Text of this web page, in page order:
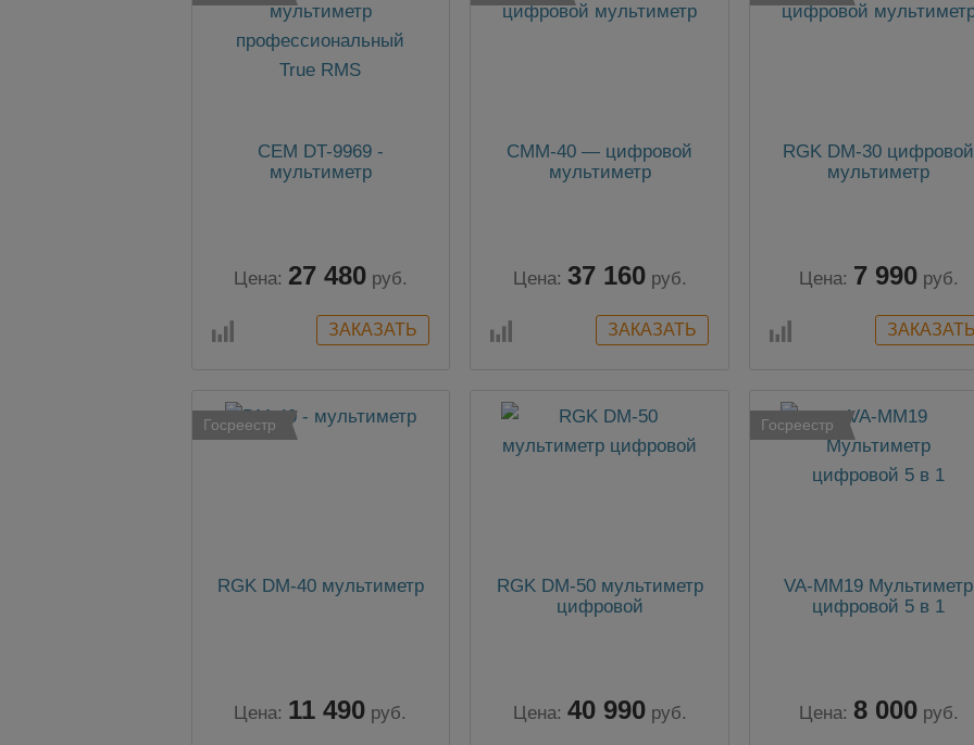
CEM DT-9969 -
мультиметр
Цена: 27 480 руб.
CMM-40 — цифровой
мультиметр
Цена: 37 160 руб.
RGK DM-30 цифровой
мультиметр
Цена: 7 990 руб.
Госреестр
RGK DM-40 мультиметр
Цена: 11 490 руб.
RGK DM-50 мультиметр
цифровой
Цена: 40 990 руб.
Госреестр
VA-MM19 Мультиметр
цифровой 5 в 1
Цена: 8 000 руб.